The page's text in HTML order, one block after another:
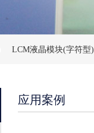
LCM液晶模块(字符型)
应用案例